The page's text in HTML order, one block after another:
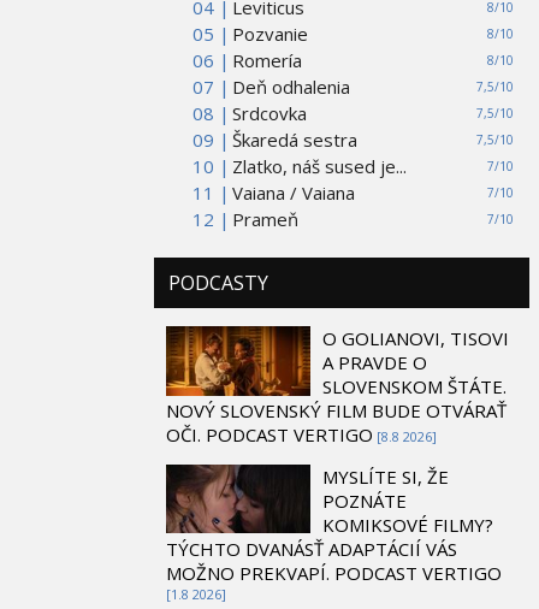
04 |
8/10
Leviticus
05 |
8/10
Pozvanie
06 |
8/10
Romería
07 |
7,5/10
Deň odhalenia
08 |
7,5/10
Srdcovka
09 |
7,5/10
Škaredá sestra
10 |
7/10
Zlatko, náš sused je...
11 |
7/10
Vaiana / Vaiana
12 |
7/10
Prameň
PODCASTY
O GOLIANOVI, TISOVI
A PRAVDE O
SLOVENSKOM ŠTÁTE.
NOVÝ SLOVENSKÝ FILM BUDE OTVÁRAŤ
OČI. PODCAST VERTIGO [8.8 2026]
MYSLÍTE SI, ŽE
POZNÁTE
KOMIKSOVÉ FILMY?
TÝCHTO DVANÁSŤ ADAPTÁCIÍ VÁS
MOŽNO PREKVAPÍ. PODCAST VERTIGO
[1.8 2026]